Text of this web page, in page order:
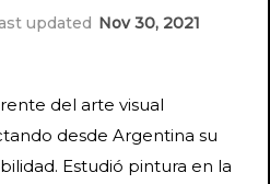
updated Nov 30, 2021
del arte visual
desde Argentina su
Estudió pintura en la